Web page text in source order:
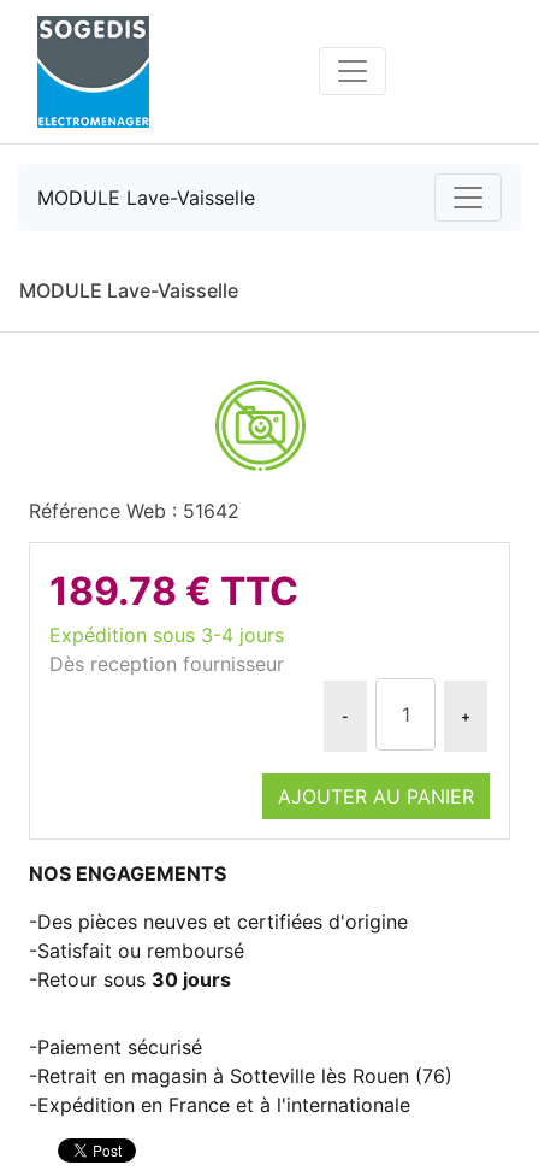
MODULE Lave-Vaisselle
MODULE Lave-Vaisselle
Référence Web : 51642
189.78 € TTC
Expédition sous 3-4 jours
Dès reception fournisseur
- +
AJOUTER AU PANIER
NOS ENGAGEMENTS
Des pièces neuves et certifiées d'origine
Satisfait ou remboursé
Retour sous 30 jours
Paiement sécurisé
Retrait en magasin à Sotteville lès Rouen (76)
Expédition en France et à l'internationale